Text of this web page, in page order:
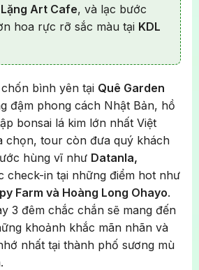
Art Cafe, và lạc bước
hoa rực rỡ sắc màu tại KDL
bình yên tại Quê Garden
đậm phong cách Nhật Bản, hồ
bonsai lá kim lớn nhất Việt
chọn, tour còn đưa quý khách
hùng vĩ như Datanla,
check-in tại những điểm hot như
Farm và Hoàng Long Ohayo.
3 đêm chắc chắn sẽ mang đến
khoảnh khắc mãn nhãn và
nhất tại thành phố sương mù